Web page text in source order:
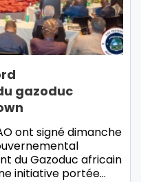
gazoduc
ont signé dimanche
du Gazoduc africain
initiative portée…